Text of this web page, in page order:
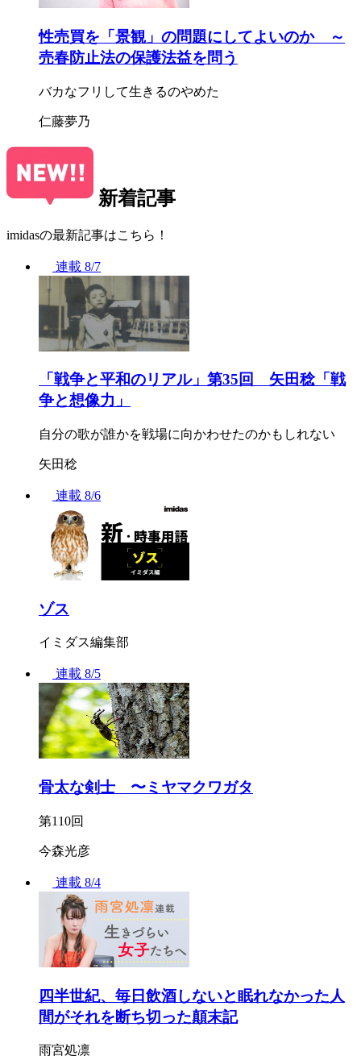
性売買を「景観」の問題にしてよいのか ～
売春防止法の保護法益を問う
バカなフリして生きるのやめた
仁藤夢乃
新着記事
imidasの最新記事はこちら！
連載 8/7
「戦争と平和のリアル」第35回 矢田稔「戦
争と想像力」
自分の歌が誰かを戦場に向かわせたのかもしれない
矢田稔
連載 8/6
ゾス
イミダス編集部
連載 8/5
骨太な剣士 〜ミヤマクワガタ
第110回
今森光彦
連載 8/4
四半世紀、毎日飲酒しないと眠れなかった人
間がそれを断ち切った顛末記
雨宮処凛